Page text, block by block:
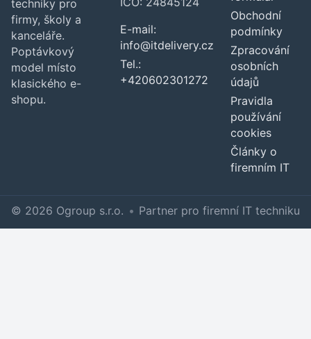
techniky pro
firmy, školy a
kanceláře.
Poptávkový
model místo
klasického e-
shopu.
E-mail:
info@itdelivery.cz
Tel.:
+420602301272
Obchodní
podmínky
Zpracování
osobních
údajů
Pravidla
používání
cookies
Články o
firemním IT
© 2026 Ogroup s.r.o. • Partner pro firemní IT techniku